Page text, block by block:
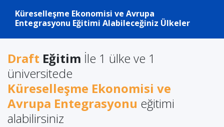
Küreselleşme Ekonomisi ve Avrupa
Entegrasyonu Eğitimi Alabileceğiniz Ülkeler
Draft Eğitim İle 1 ülke ve 1
üniversitede
Küreselleşme Ekonomisi ve
Avrupa Entegrasyonu eğitimi
alabilirsiniz